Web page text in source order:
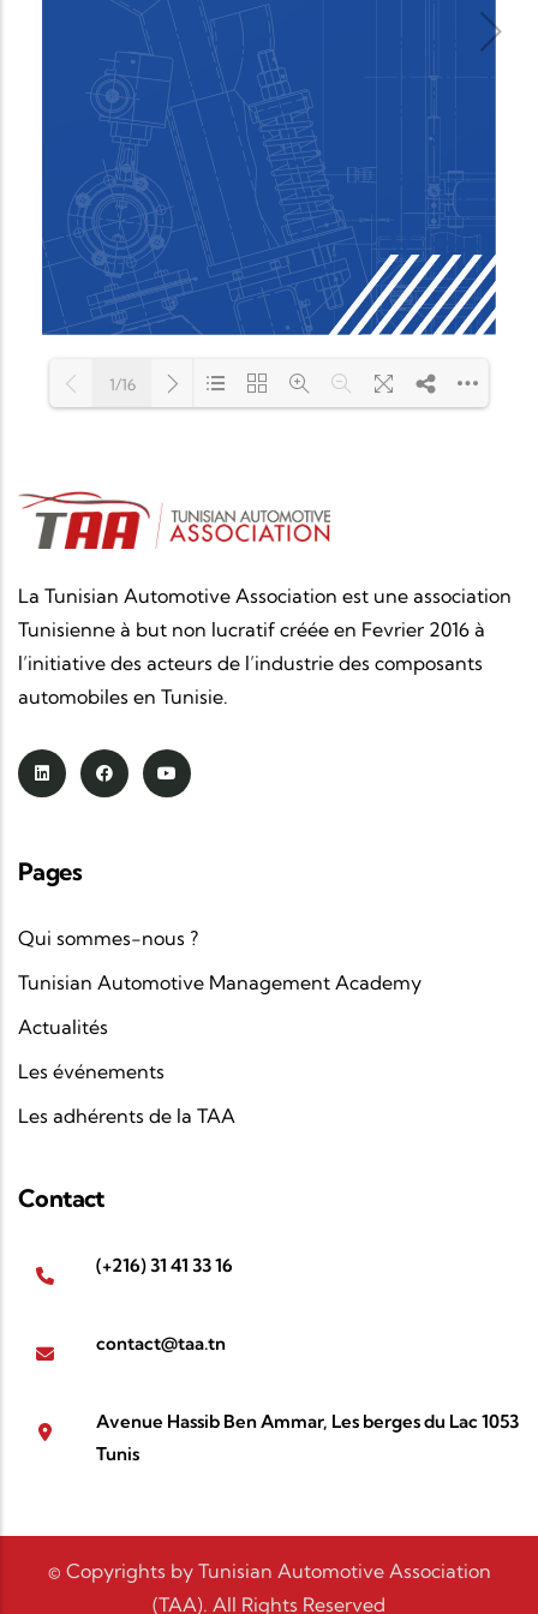
1/16
La Tunisian Automotive Association est une association
Tunisienne à but non lucratif créée en Fevrier 2016 à
l’initiative des acteurs de l’industrie des composants
automobiles en Tunisie.
Pages
Qui sommes-nous ?
Tunisian Automotive Management Academy
Actualités
Les événements
Les adhérents de la TAA
Contact
(+216) 31 41 33 16
contact@taa.tn
Avenue Hassib Ben Ammar, Les berges du Lac 1053
Tunis
© Copyrights by Tunisian Automotive Association
(TAA). All Rights Reserved